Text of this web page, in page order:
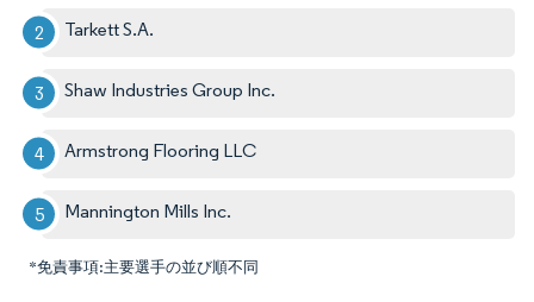
Tarkett S.A.
Shaw Industries Group Inc.
Armstrong Flooring LLC
Mannington Mills Inc.
*免責事項:主要選手の並び順不同